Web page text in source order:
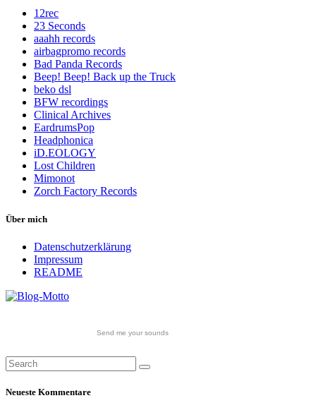
12rec
23 Seconds
aaahh records
airbagpromo records
Bad Panda Records
Beep! Beep! Back up the Truck
beko dsl
BFW recordings
Clinical Archives
EardrumsPop
Headphonica
iD.EOLOGY
Lost Children
Mimonot
Zorch Factory Records
Über mich
Datenschutzerklärung
Impressum
README
Send me your sounds
Neueste Kommentare